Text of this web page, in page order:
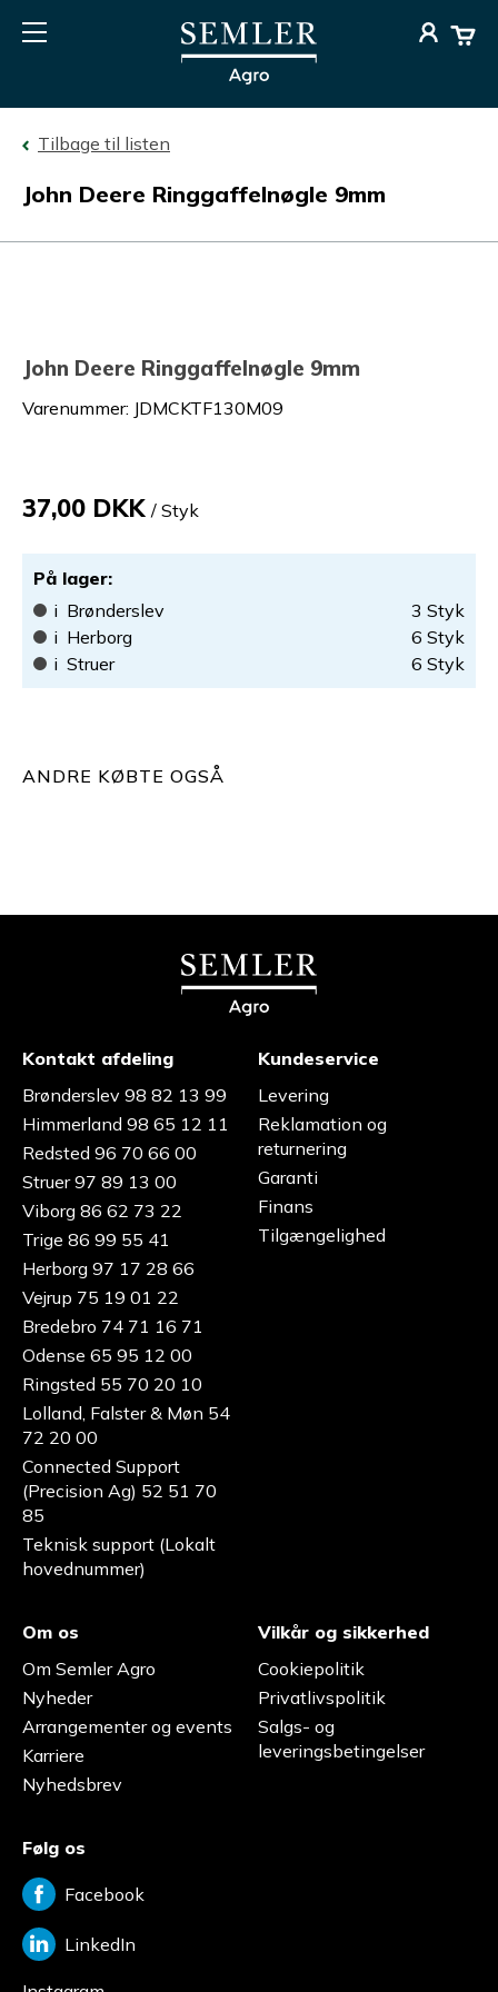
Tilbage til listen
John Deere Ringgaffelnøgle 9mm
John Deere Ringgaffelnøgle 9mm
Varenummer: JDMCKTF130M09
37,00 DKK / Styk
På lager:
i Brønderslev 3 Styk
i Herborg 6 Styk
i Struer 6 Styk
ANDRE KØBTE OGSÅ
Kontakt afdeling
Brønderslev 98 82 13 99
Himmerland 98 65 12 11
Redsted 96 70 66 00
Struer 97 89 13 00
Viborg 86 62 73 22
Trige 86 99 55 41
Herborg 97 17 28 66
Vejrup 75 19 01 22
Bredebro 74 71 16 71
Odense 65 95 12 00
Ringsted 55 70 20 10
Lolland, Falster & Møn 54
72 20 00
Connected Support
(Precision Ag) 52 51 70
85
Teknisk support (Lokalt
hovednummer)
Kundeservice
Levering
Reklamation og
returnering
Garanti
Finans
Tilgængelighed
Om os
Om Semler Agro
Nyheder
Arrangementer og events
Karriere
Nyhedsbrev
Vilkår og sikkerhed
Cookiepolitik
Privatlivspolitik
Salgs- og
leveringsbetingelser
Følg os
Facebook
LinkedIn